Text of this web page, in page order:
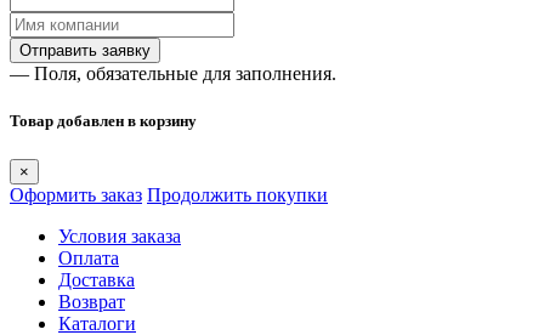
— Поля, обязательные для заполнения.
Товар добавлен в корзину
×
Оформить заказ Продолжить покупки
Условия заказа
Оплата
Доставка
Возврат
Каталоги